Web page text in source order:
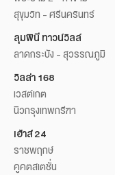
สุขุมวิท - ศรีนครินทร์
ลุมพินี ทาวน์วิลล์
ลาดกระบัง - สุวรรณภูมิ
วิลล่า 168
เวสต์เกต
นิวกรุงเทพกรีฑา
เฮ้าส์ 24
ราชพฤกษ์
คูคตสเตชั่น